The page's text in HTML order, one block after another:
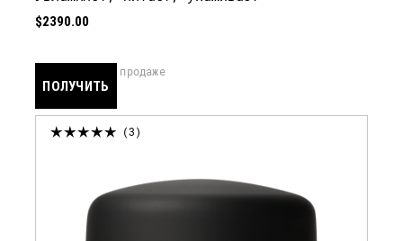
$2390.00
ПОЛУЧИТЬ
УВЕДОМЛЕНИЕ
скоро в продаже
3